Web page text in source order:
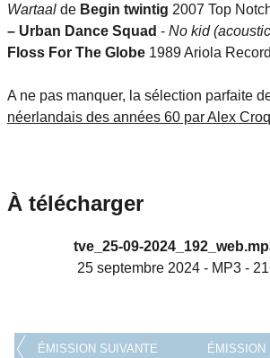
Wartaal de Begin twintig 2007 Top
– Urban Dance Squad - No kid
Floss For The Globe 1989 Ariola
A ne pas manquer, la sélection parfaite
néerlandais des années 60 par Alex
À télécharger
tve_25-09-
25 septembre 2024 - MP3 -
ÉMISSION SUIVANTE ÉMISSION